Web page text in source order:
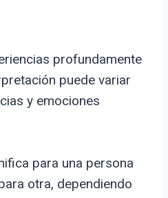
profundamente
puede variar
y emociones
para una persona
otra, dependiendo